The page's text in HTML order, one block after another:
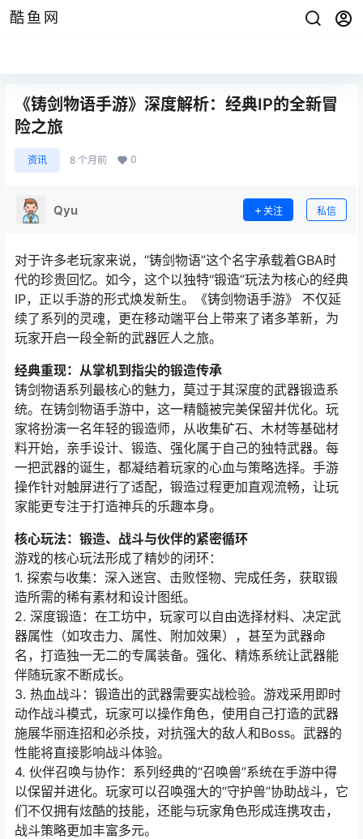
酷鱼网
《铸剑物语手游》深度解析：经典IP的全新冒
险之旅
资讯 8 个月前 0
Qyu 关注 私信
对于许多老玩家来说，“铸剑物语”这个名字承载着GBA时
代的珍贵回忆。如今，这个以独特“锻造”玩法为核心的经典
IP，正以手游的形式焕发新生。《铸剑物语手游》 不仅延
续了系列的灵魂，更在移动端平台上带来了诸多革新，为
玩家开启一段全新的武器匠人之旅。
经典重现：从掌机到指尖的锻造传承
铸剑物语系列最核心的魅力，莫过于其深度的武器锻造系
统。在铸剑物语手游中，这一精髓被完美保留并优化。玩
家将扮演一名年轻的锻造师，从收集矿石、木材等基础材
料开始，亲手设计、锻造、强化属于自己的独特武器。每
一把武器的诞生，都凝结着玩家的心血与策略选择。手游
操作针对触屏进行了适配，锻造过程更加直观流畅，让玩
家能更专注于打造神兵的乐趣本身。
核心玩法：锻造、战斗与伙伴的紧密循环
游戏的核心玩法形成了精妙的闭环：
1. 探索与收集：深入迷宫、击败怪物、完成任务，获取锻
造所需的稀有素材和设计图纸。
2. 深度锻造：在工坊中，玩家可以自由选择材料、决定武
器属性（如攻击力、属性、附加效果），甚至为武器命
名，打造独一无二的专属装备。强化、精炼系统让武器能
伴随玩家不断成长。
3. 热血战斗：锻造出的武器需要实战检验。游戏采用即时
动作战斗模式，玩家可以操作角色，使用自己打造的武器
施展华丽连招和必杀技，对抗强大的敌人和Boss。武器的
性能将直接影响战斗体验。
4. 伙伴召唤与协作：系列经典的“召唤兽”系统在手游中得
以保留并进化。玩家可以召唤强大的“守护兽”协助战斗，它
们不仅拥有炫酷的技能，还能与玩家角色形成连携攻击，
战斗策略更加丰富多元。